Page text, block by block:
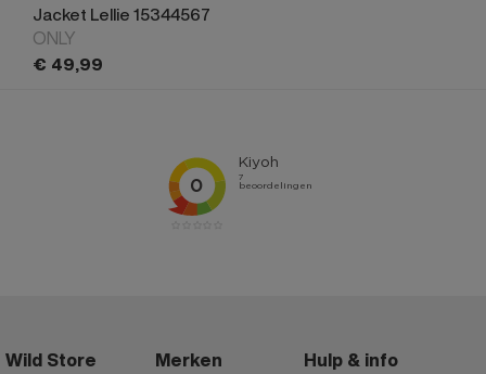
Jacket Lellie 15344567
ONLY
€ 49,99
Wild Store Merken Hulp & info